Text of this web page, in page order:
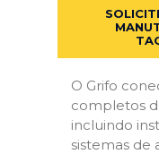
O Grifo
completos
incluindo
sistemas de